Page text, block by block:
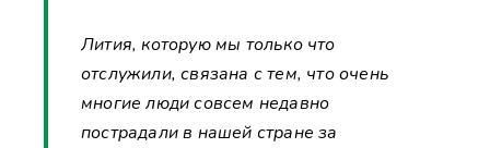
Лития, которую мы только что
отслужили, связана с тем, что очень
многие люди совсем недавно
пострадали в нашей стране за